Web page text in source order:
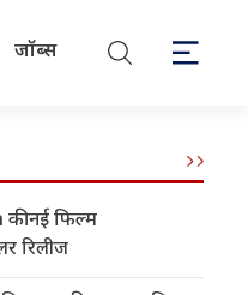
जॉब्स
नई फिल्म
रिलीज